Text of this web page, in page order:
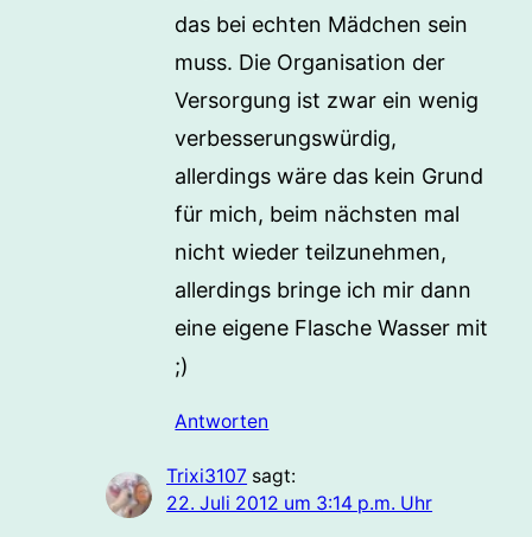
das bei echten Mädchen sein
muss. Die Organisation der
Versorgung ist zwar ein wenig
verbesserungswürdig,
allerdings wäre das kein Grund
für mich, beim nächsten mal
nicht wieder teilzunehmen,
allerdings bringe ich mir dann
eine eigene Flasche Wasser mit
;)
Antworten
Trixi3107 sagt:
22. Juli 2012 um 3:14 p.m. Uhr